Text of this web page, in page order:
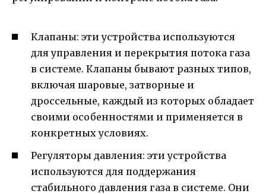
Клапаны: эти устройства используются
для управления и перекрытия потока газа
в системе. Клапаны бывают разных типов,
включая шаровые, затворные и
дроссельные, каждый из которых обладает
своими особенностями и применяется в
конкретных условиях.
Регуляторы давления: эти устройства
используются для поддержания
стабильного давления газа в системе. Они